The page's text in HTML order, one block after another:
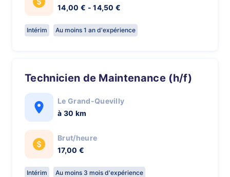
14,00 € - 14,50 €
Intérim Au moins 1 an d'expérience
Technicien de Maintenance (h/f)
Le Grand-Quevilly
à 30 km
Brut/heure
17,00 €
Intérim Au moins 3 mois d'expérience